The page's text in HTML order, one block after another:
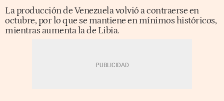
La producción de Venezuela volvió a contraerse en
octubre, por lo que se mantiene en mínimos históricos,
mientras aumenta la de Libia.